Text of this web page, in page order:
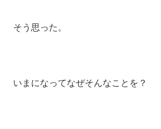
そう思った。
いまになってなぜそんなことを？